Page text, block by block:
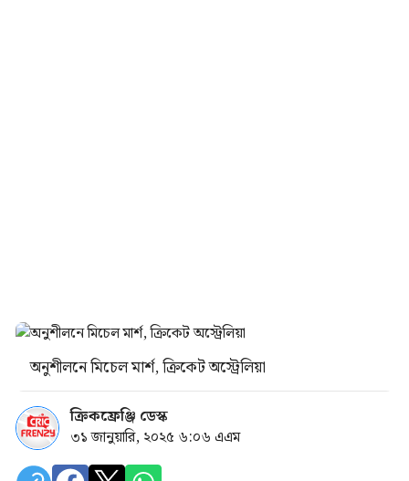
অনুশীলনে মিচেল মার্শ, ক্রিকেট অস্ট্রেলিয়া
ক্রিকফ্রেঞ্জি ডেস্ক
৩১ জানুয়ারি, ২০২৫ ৬:০৬ এএম